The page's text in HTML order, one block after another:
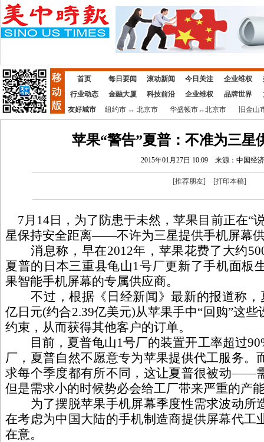
首页 每日要闻 滚动新闻 今日关注 企业维权
行业动态
金融大厦 科技前沿 企业维权 品牌世界
友好城市
纽约市↔ 北京市 华盛顿市↔北京市 旧金山
苹果“警告”夏普：不准为三星
2015年01月27日 10:09 来源：中国经
[推荐朋友] [打印本稿]
7月14日，为了防患于未然，苹果目前正在“
星保持安全距离——不许为三星提供手机屏幕
消息称，早在2012年，苹果花费了大约
夏普的日本三重县龟山1号厂更新了手机面板
果智能手机屏幕的专属供应商。
不过，根据《日经新闻》最新的报道称，
亿日元(约合2.39亿美元)从苹果手中“回购”这
约束，从而获得其他客户的订单。
目前，夏普龟山1号厂的装置开工率超过
厂，夏普自然不愿意专为苹果提供代工服务。
求每个季度都有所不同，这让夏普很被动——
但是需求小的时候势必会给工厂带来严重的产
为了摆脱苹果手机屏幕季度性需求波动所
在考虑为中国大陆的手机制造商提供屏幕代工
在意。